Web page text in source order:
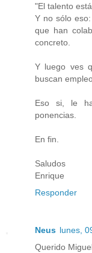
"El talento
Y no sólo
que han
concreto.
Y luego ves
buscan
Eso si, le
ponencias.
En fin.
Saludos
Enrique
Responder
Neus lunes,
Querido